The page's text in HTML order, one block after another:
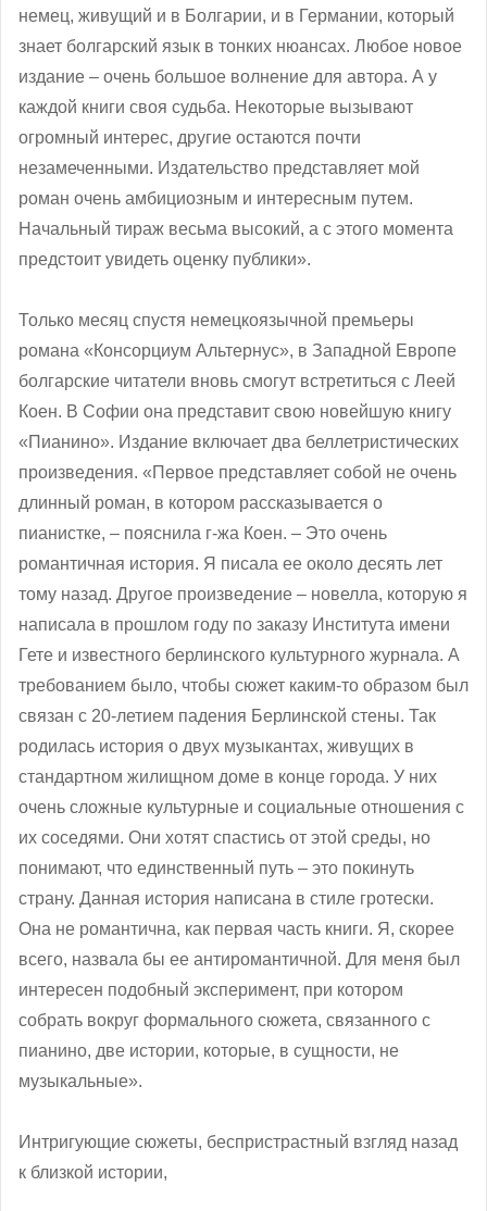
немец, живущий и в Болгарии, и в Германии, который
знает болгарский язык в тонких нюансах. Любое новое
издание – очень большое волнение для автора. А у
каждой книги своя судьба. Некоторые вызывают
огромный интерес, другие остаются почти
незамеченными. Издательство представляет мой
роман очень амбициозным и интересным путем.
Начальный тираж весьма высокий, а с этого момента
предстоит увидеть оценку публики».
Только месяц спустя немецкоязычной премьеры
романа «Консорциум Альтернус», в Западной Европе
болгарские читатели вновь смогут встретиться с Леей
Коен. В Софии она представит свою новейшую книгу
«Пианино». Издание включает два беллетристических
произведения. «Первое представляет собой не очень
длинный роман, в котором рассказывается о
пианистке, ‒ пояснила г-жа Коен. – Это очень
романтичная история. Я писала ее около десять лет
тому назад. Другое произведение – новелла, которую я
написала в прошлом году по заказу Института имени
Гете и известного берлинского культурного журнала. А
требованием было, чтобы сюжет каким-то образом был
связан с 20-летием падения Берлинской стены. Так
родилась история о двух музыкантах, живущих в
стандартном жилищном доме в конце города. У них
очень сложные культурные и социальные отношения с
их соседями. Они хотят спастись от этой среды, но
понимают, что единственный путь – это покинуть
страну. Данная история написана в стиле гротески.
Она не романтична, как первая часть книги. Я, скорее
всего, назвала бы ее антиромантичной. Для меня был
интересен подобный эксперимент, при котором
собрать вокруг формального сюжета, связанного с
пианино, две истории, которые, в сущности, не
музыкальные».
Интригующие сюжеты, беспристрастный взгляд назад
к близкой истории,